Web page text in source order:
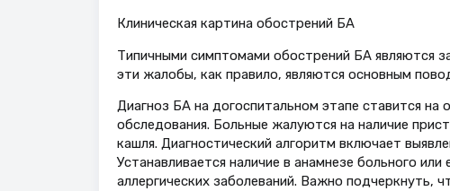
Клиническая картина обострений БА
Типичными симптомами обострений БА являются
эти жалобы, как правило, являются основным
Диагноз БА на догоспитальном этапе ставится на
обследования. Больные жалуются на наличие
кашля. Диагностический алгоритм включает
Устанавливается наличие в анамнезе больного
аллергических заболеваний. Важно подчеркнуть,